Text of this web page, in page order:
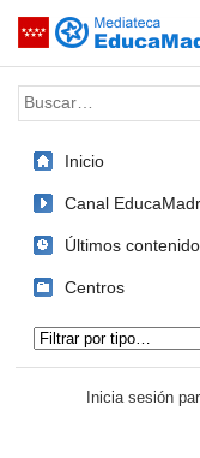
Saltar navegación
Palabra o frase:
Inicio
Canal
Últimos
Centros
Inicia sesión